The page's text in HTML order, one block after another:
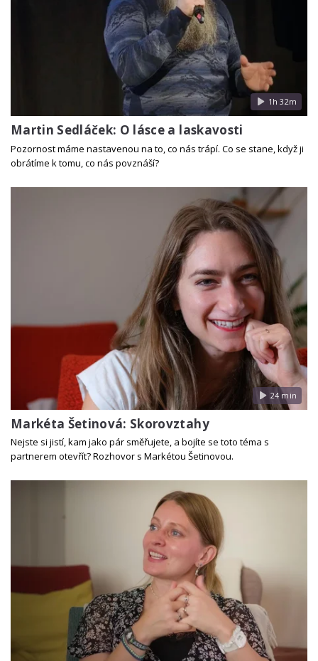
1h 32m
Martin Sedláček: O lásce a laskavosti
Pozornost máme nastavenou na to, co nás trápí. Co se stane, když ji
obrátíme k tomu, co nás povznáší?
24 min
Markéta Šetinová: Skorovztahy
Nejste si jistí, kam jako pár směřujete, a bojíte se toto téma s
partnerem otevřít? Rozhovor s Markétou Šetinovou.